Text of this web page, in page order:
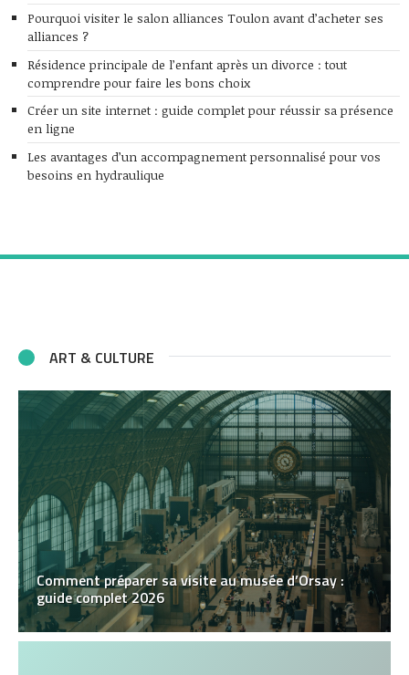
Pourquoi visiter le salon alliances Toulon avant d’acheter ses
alliances ?
Résidence principale de l’enfant après un divorce : tout
comprendre pour faire les bons choix
Créer un site internet : guide complet pour réussir sa présence
en ligne
Les avantages d’un accompagnement personnalisé pour vos
besoins en hydraulique
ART & CULTURE
Comment préparer sa visite au musée d’Orsay :
guide complet 2026